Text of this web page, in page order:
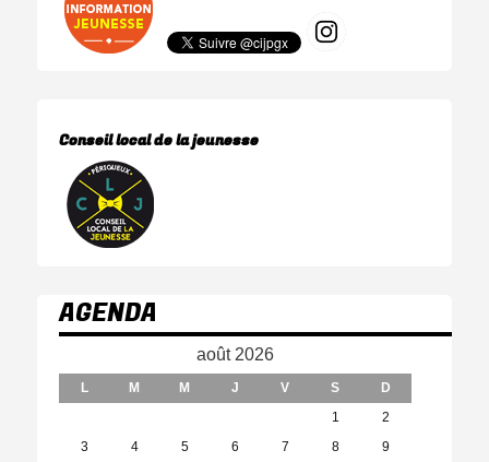
Conseil local de la jeunesse
AGENDA
août 2026
L M M J V S
D
1
2
3
4 5 6 7 8
9